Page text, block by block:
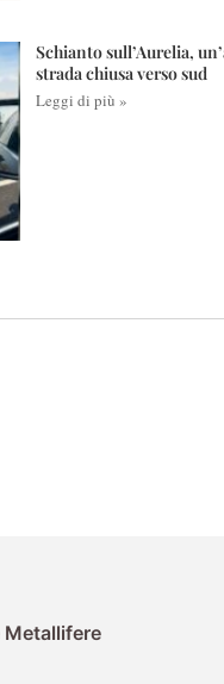
Schianto sull’Aurelia,
strada chiusa verso sud
Leggi di più »
Metallifere